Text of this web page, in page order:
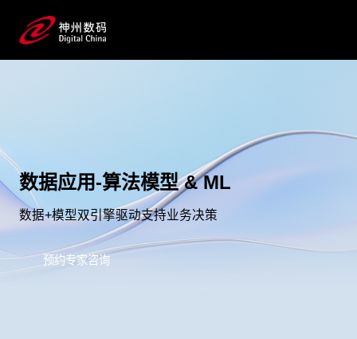
数据应用-算法模型 & ML
数据+模型双引擎驱动支持业务决策
预约专家咨询